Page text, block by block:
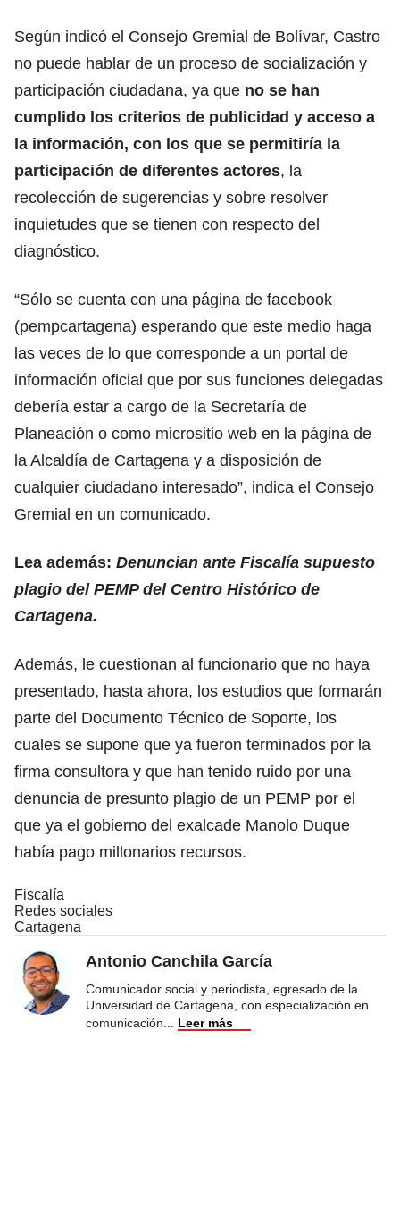
Según indicó el Consejo Gremial de Bolívar, Castro
no puede hablar de un proceso de socialización y
participación ciudadana, ya que no se han
cumplido los criterios de publicidad y acceso a
la información, con los que se permitiría la
participación de diferentes actores, la
recolección de sugerencias y sobre resolver
inquietudes que se tienen con respecto del
diagnóstico.
“Sólo se cuenta con una página de facebook
(pempcartagena) esperando que este medio haga
las veces de lo que corresponde a un portal de
información oficial que por sus funciones delegadas
debería estar a cargo de la Secretaría de
Planeación o como micrositio web en la página de
la Alcaldía de Cartagena y a disposición de
cualquier ciudadano interesado”, indica el Consejo
Gremial en un comunicado.
Lea además: Denuncian ante Fiscalía supuesto
plagio del PEMP del Centro Histórico de
Cartagena.
Además, le cuestionan al funcionario que no haya
presentado, hasta ahora, los estudios que formarán
parte del Documento Técnico de Soporte, los
cuales se supone que ya fueron terminados por la
firma consultora y que han tenido ruido por una
denuncia de presunto plagio de un PEMP por el
que ya el gobierno del exalcade Manolo Duque
había pago millonarios recursos.
Fiscalía
Redes sociales
Cartagena
Antonio Canchila García
Comunicador social y periodista, egresado de la
Universidad de Cartagena, con especialización en
comunicación
Leer más